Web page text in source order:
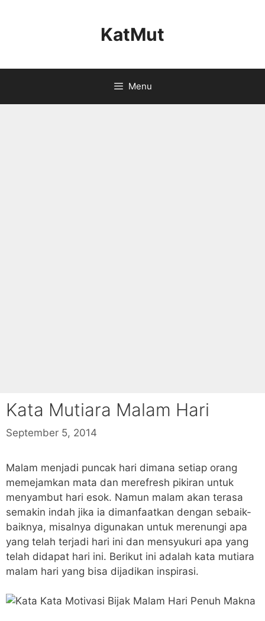
KatMut
Menu
Kata Mutiara Malam Hari
September 5, 2014
Malam menjadi puncak hari dimana setiap orang
memejamkan mata dan merefresh pikiran untuk
menyambut hari esok. Namun malam akan terasa
semakin indah jika ia dimanfaatkan dengan sebaik-
baiknya, misalnya digunakan untuk merenungi apa
yang telah terjadi hari ini dan mensyukuri apa yang
telah didapat hari ini. Berikut ini adalah kata mutiara
malam hari yang bisa dijadikan inspirasi.